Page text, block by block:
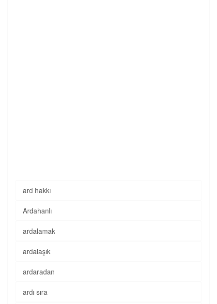
ard hakkı
Ardahanlı
ardalamak
ardalaşık
ardaradan
ardı sıra